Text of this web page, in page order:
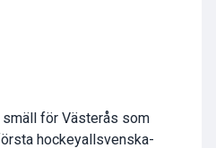
för Västerås som
hockeyallsvenska-